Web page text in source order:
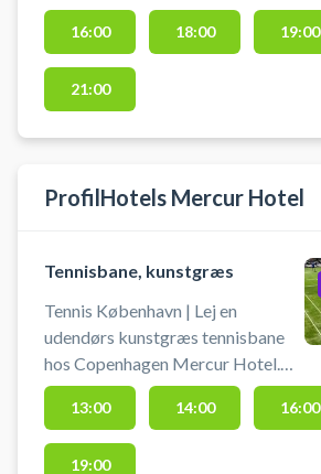
og ketcher. Der er ikke lys på
banen. ![Find vej]
(https://static.wannasport.dk/imag
16:00 18:00 19:00
21:00
ProfilHotels Mercur Hotel
Tennisbane, kunstgræs
Tennis København | Lej en
udendørs kunstgræs tennisbane
hos Copenhagen Mercur Hotel.
Book tennisbane i centrum og spil
tennis i København på en
kunstgræsbane. Der er ikke lys på
tennisbanen. Adgang til
13:00 14:00 16:00
19:00